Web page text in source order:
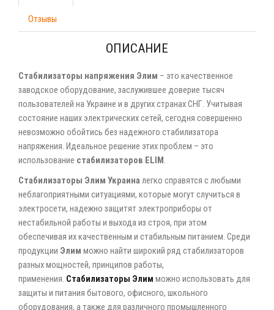
Отзывы
ОПИСАНИЕ
Стабилизаторы напряжения Элим – это качественное
заводское оборудование, заслужившее доверие тысяч
пользователей на Украине и в других странах СНГ. Учитывая
состояние наших электрических сетей, сегодня совершенно
невозможно обойтись без надежного стабилизатора
напряжения. Идеальное решение этих проблем – это
использование стабилизаторов ELIM.
Стабилизаторы Элим Украина легко справятся с любыми
неблагоприятными ситуациями, которые могут случиться в
электросети, надежно защитят электроприборы от
нестабильной работы и выхода из строя, при этом
обеспечивая их качественным и стабильным питанием. Среди
продукции Элим можно найти широкий ряд стабилизаторов
разных мощностей, принципов работы,
применения. Стабилизаторы Элим можно использовать для
защиты и питания бытового, офисного, школьного
оборудования, а также для различного промышленного